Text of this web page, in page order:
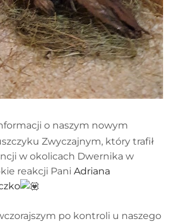
o naszym nowym
Zwyczajnym, który trafił
w okolicach Dwernika w
reakcji Pani Adriana
po kontroli u naszego